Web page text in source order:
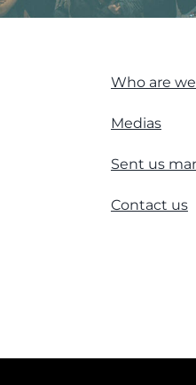
Who are
Medias
Sent us
Contact us